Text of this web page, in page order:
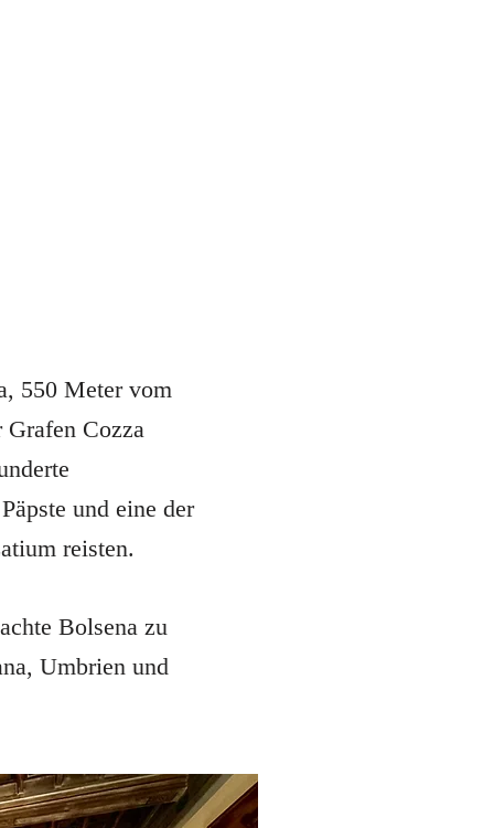
550 Meter vom
Grafen Cozza
und eine der
reisten.
Bolsena zu
Umbrien und